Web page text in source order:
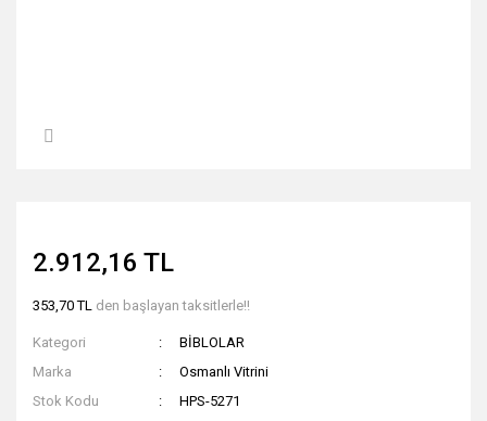
2.912,16 TL
353,70 TL den başlayan taksitlerle!!
Kategori
BİBLOLAR
Marka
Osmanlı Vitrini
Stok Kodu
HPS-5271